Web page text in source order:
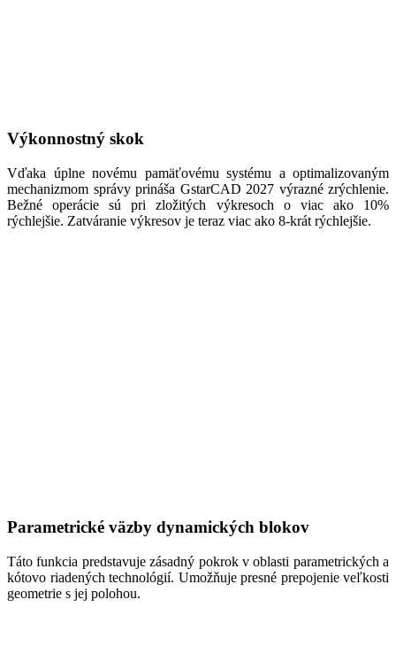
Výkonnostný skok
Vďaka úplne novému pamäťovému systému a optimalizovaným
mechanizmom správy prináša GstarCAD 2027 výrazné zrýchlenie.
Bežné operácie sú pri zložitých výkresoch o viac ako 10%
rýchlejšie. Zatváranie výkresov je teraz viac ako 8-krát rýchlejšie.
Parametrické väzby dynamických blokov
Táto funkcia predstavuje zásadný pokrok v oblasti parametrických a
kótovo riadených technológií. Umožňuje presné prepojenie veľkosti
geometrie s jej polohou.